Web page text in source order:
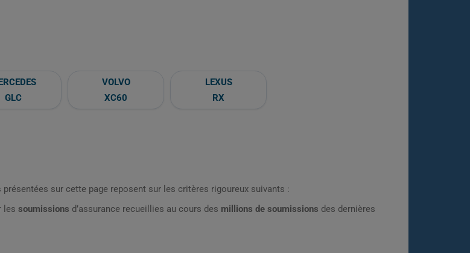
GLC
VOLVO
XC60
LEXUS
RX
sur cette page reposent sur les critères rigoureux suivants :
les soumissions d’assurance recueillies au cours des millions de soumissions des dernières